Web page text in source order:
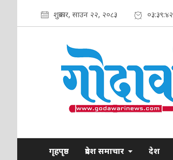
शुक्रबार, साउन २२, २०८३ ०३:३९:४३
गृहपृष्ठ प्रदेश समाचार देश